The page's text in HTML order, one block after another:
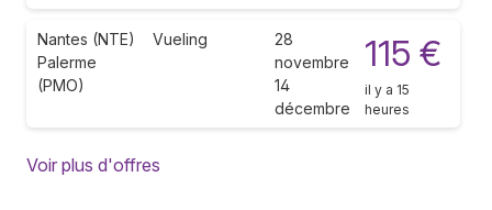
Nantes (NTE)
Palerme
(PMO)
Vueling
28
novembre
14
décembre
115 €
il y a 15
heures
Voir plus d'offres